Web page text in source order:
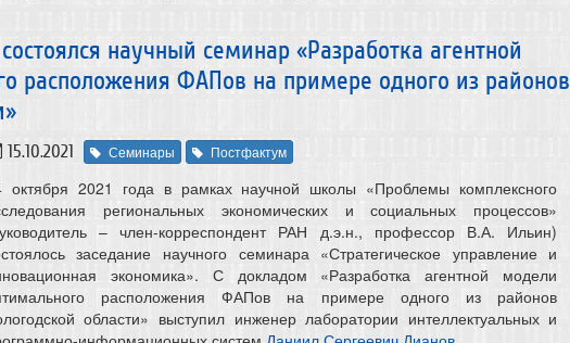
научный семинар «Разработка агентной
расположения ФАПов на примере одного из районов
15.10.2021 Семинары Постфактум
октября 2021 года в рамках научной школы «Проблемы комплексного
региональных экономических и социальных процессов»
– член-корреспондент РАН д.э.н., профессор В.А. Ильин)
заседание научного семинара «Стратегическое управление и
экономика». С докладом «Разработка агентной модели
расположения ФАПов на примере одного из районов
области» выступил инженер лаборатории интеллектуальных и